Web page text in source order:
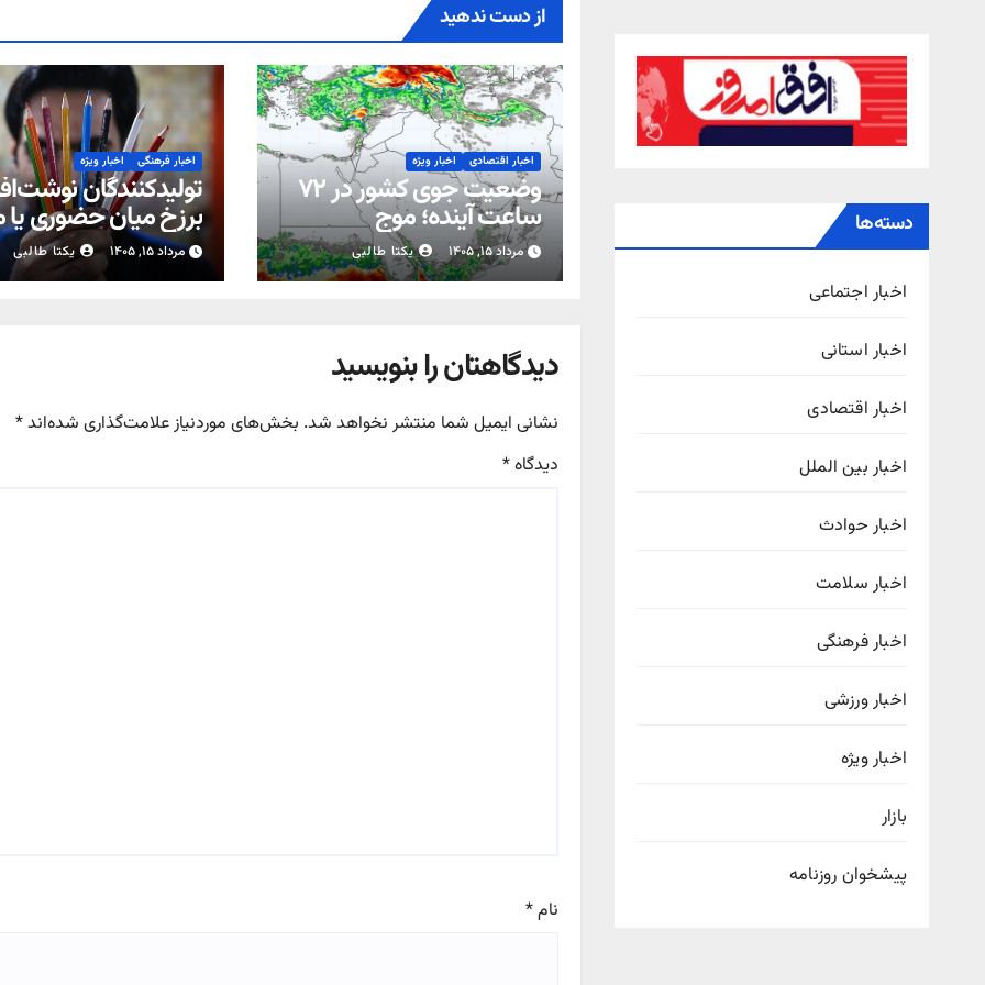
دسته‌ها
اخبار اجتماعی
اخبار استانی
اخبار اقتصادی
اخبار بین الملل
اخبار حوادث
اخبار سلامت
اخبار فرهنگی
اخبار ورزشی
اخبار ویژه
بازار
پیشخوان روزنامه
از دست ندهید
اخبار اقتصادی اخبار ویژه
وضعیت جوی کشور در ۷۲
ساعت آینده؛ موج
بارش‌های تابستانه در راه ۱۱
استان
مرداد ۱۵, ۱۴۰۵ یکتا طالبی
اخبار فرهنگی اخبار ویژه
تولیدکنندگان
برزخ میان حضوری
شدن مدارس
مرداد ۱۵, ۱۴۰۵ یکتا طالبی
دیدگاهتان را بنویسید
نشانی ایمیل شما منتشر نخواهد شد. بخش‌های موردنیاز علامت‌گذاری شده‌اند*
دیدگاه*
نام*